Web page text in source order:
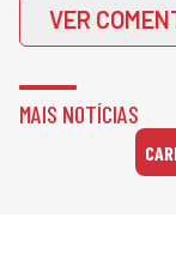
VER
MAIS NOTÍCIAS